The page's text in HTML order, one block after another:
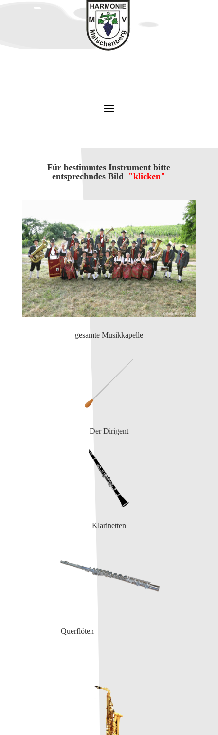
Für bestimmtes Instrument bitte
entsprechndes Bild "klicken"
gesamte Musikkapelle
Der Dirigent
Klarinetten
Querflöten